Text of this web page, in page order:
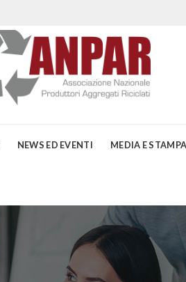
NEWS ED EVENTI MEDIA E STAMPA